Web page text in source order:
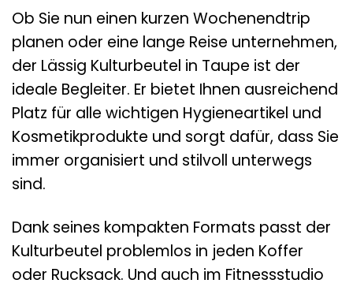
Ob Sie nun einen kurzen Wochenendtrip
planen oder eine lange Reise unternehmen,
der Lässig Kulturbeutel in Taupe ist der
ideale Begleiter. Er bietet Ihnen ausreichend
Platz für alle wichtigen Hygieneartikel und
Kosmetikprodukte und sorgt dafür, dass Sie
immer organisiert und stilvoll unterwegs
sind.
Dank seines kompakten Formats passt der
Kulturbeutel problemlos in jeden Koffer
oder Rucksack. Und auch im Fitnessstudio